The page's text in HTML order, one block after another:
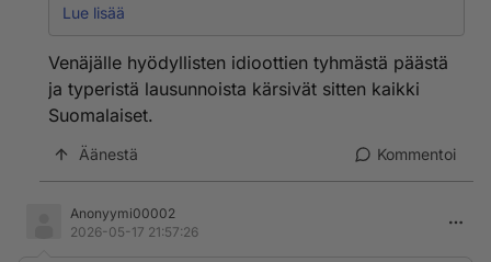
takanaan Suomeen tuskin tulee edes mieleen edes
todellisuuteen Anosta. Itsekäs, petollinen ihminen ei
herätä luottamusta vainoharhaisessa Venäjässä.
Isänmaan petturi synnyttää Putinissa raivoa ja vihaa.
Lue lisää
Venäjälle hyödyllisten idioottien tyhmästä päästä
ja typeristä lausunnoista kärsivät sitten kaikki
Suomalaiset.
Äänestä Kommentoi
Anonyymi00002
2026-05-17 21:57:26